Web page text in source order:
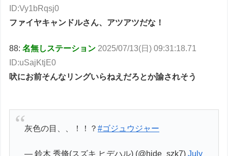
ID:Vy1bRqsj0
ファイヤキャンドルさん、アツアツだな！
88:名無しステーション 2025/07/13(日) 09:31:18.71
ID:uSajKtjE0
吠にお前そんなリングいらねえだろとか諭されそう
灰色の目、、！！？#ゴジュウジャー
— 鈴木 秀脩(スズキ ヒデハル) (@hide_szk7)July